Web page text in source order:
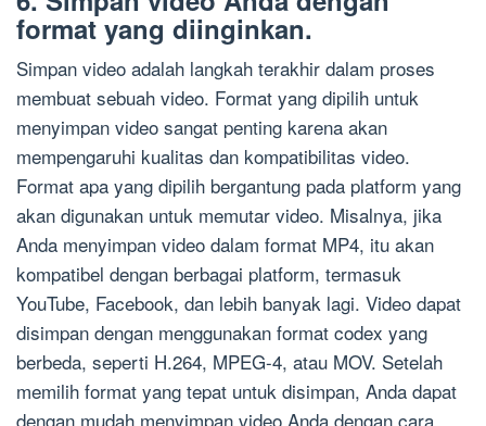
format yang diinginkan.
Simpan video adalah langkah terakhir dalam proses
membuat sebuah video. Format yang dipilih untuk
menyimpan video sangat penting karena akan
mempengaruhi kualitas dan kompatibilitas video.
Format apa yang dipilih bergantung pada platform yang
akan digunakan untuk memutar video. Misalnya, jika
Anda menyimpan video dalam format MP4, itu akan
kompatibel dengan berbagai platform, termasuk
YouTube, Facebook, dan lebih banyak lagi. Video dapat
disimpan dengan menggunakan format codex yang
berbeda, seperti H.264, MPEG-4, atau MOV. Setelah
memilih format yang tepat untuk disimpan, Anda dapat
dengan mudah menyimpan video Anda dengan cara